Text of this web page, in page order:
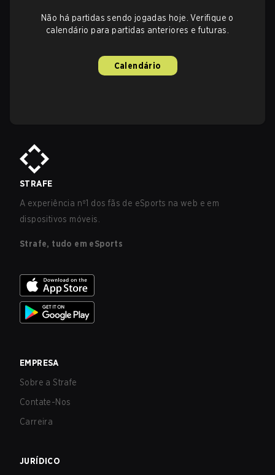
Não há partidas sendo jogadas hoje. Verifique o
calendário para partidas anteriores e futuras.
Calendário
STRAFE
A experiência nº1 dos fãs de eSports na web e em
dispositivos móveis.
Strafe, tudo em eSports
EMPRESA
Sobre a Strafe
Contate-Nos
Carreira
JURÍDICO